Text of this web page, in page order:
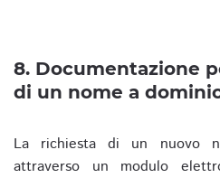
8. Documentazione
di un nome a
La richiesta di un nuovo
attraverso un modulo